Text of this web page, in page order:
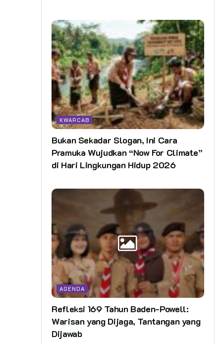
KWARCAB
Bukan Sekadar Slogan, Ini Cara
Pramuka Wujudkan “Now For Climate”
di Hari Lingkungan Hidup 2026
AGENDA
Refleksi 169 Tahun Baden-Powell:
Warisan yang Dijaga, Tantangan yang
Dijawab